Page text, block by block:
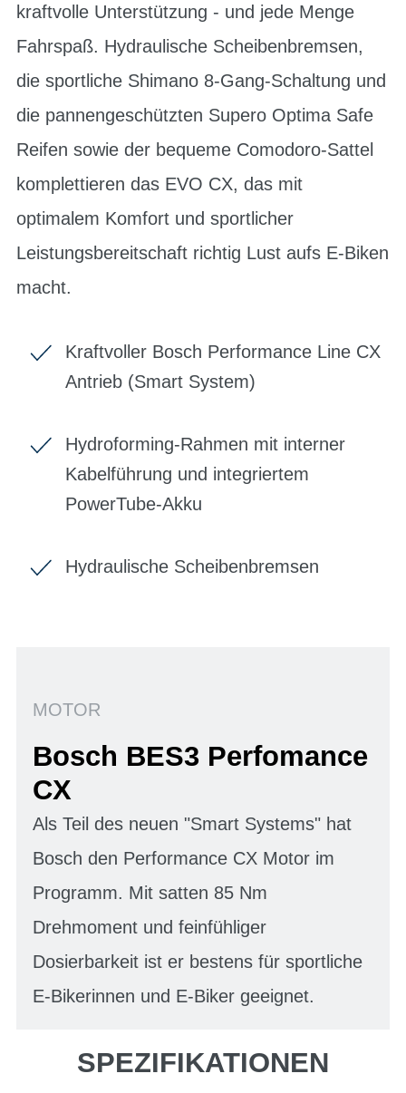
kraftvolle Unterstützung - und jede Menge
Fahrspaß. Hydraulische Scheibenbremsen,
die sportliche Shimano 8-Gang-Schaltung und
die pannengeschützten Supero Optima Safe
Reifen sowie der bequeme Comodoro-Sattel
komplettieren das EVO CX, das mit
optimalem Komfort und sportlicher
Leistungsbereitschaft richtig Lust aufs E-Biken
macht.
Kraftvoller Bosch Performance Line CX
Antrieb (Smart System)
Hydroforming-Rahmen mit interner
Kabelführung und integriertem
PowerTube-Akku
Hydraulische Scheibenbremsen
MOTOR
Bosch BES3 Perfomance
CX
Als Teil des neuen "Smart Systems" hat
Bosch den Performance CX Motor im
Programm. Mit satten 85 Nm
Drehmoment und feinfühliger
Dosierbarkeit ist er bestens für sportliche
E-Bikerinnen und E-Biker geeignet.
SPEZIFIKATIONEN